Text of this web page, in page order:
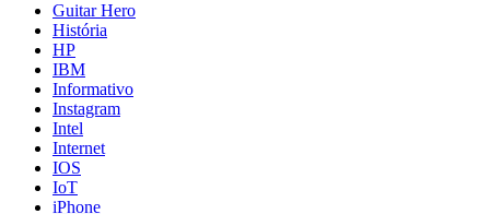
Guitar Hero
História
HP
IBM
Informativo
Instagram
Intel
Internet
IOS
IoT
iPhone